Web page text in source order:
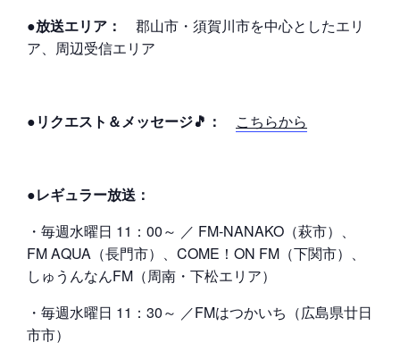
●放送エリア：
郡山市・須賀川市を中心としたエリ
ア、周辺受信エリア
●リクエスト＆メッセージ🎵： こちらから
●レギュラー放送：
・毎週水曜日 11：00～ ／ FM-NANAKO（萩市）、
FM AQUA（長門市）、COME！ON FM（下関市）、
しゅうんなんFM（周南・下松エリア）
・毎週水曜日 11：30～ ／FMはつかいち（広島県廿日
市市）